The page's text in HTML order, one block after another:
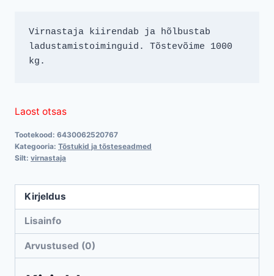
Virnastaja kiirendab ja hõlbustab
ladustamistoiminguid. Tõstevõime 1000
kg.
Laost otsas
Tootekood: 6430062520767
Kategooria: Tõstukid ja tõsteseadmed
Silt: virnastaja
Kirjeldus
Lisainfo
Arvustused (0)